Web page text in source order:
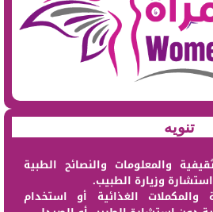
تنويه
والمعلومات والنصائح الطبية
وزيارة الطبيب.
والمكملات الغذائية أو استخدام